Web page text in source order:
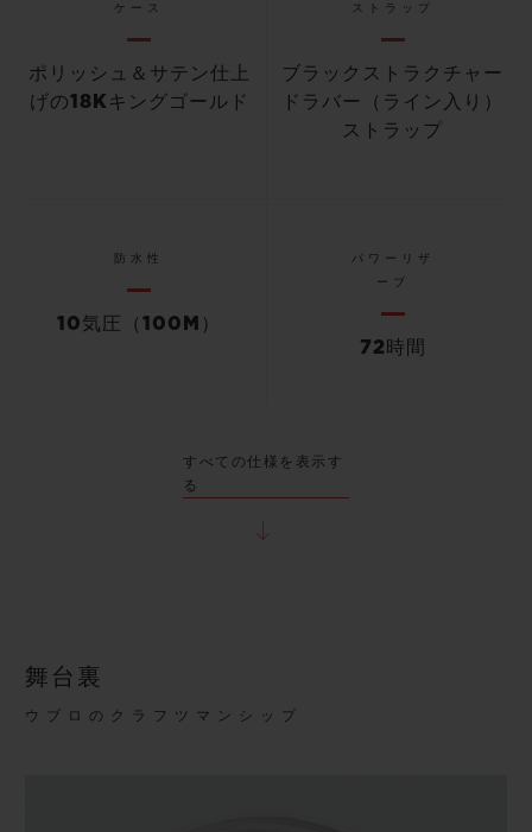
ケース
ポリッシュ＆サテン仕上
げの18Kキングゴールド
ストラップ
ブラックストラクチャー
ドラバー（ライン入り）
ストラップ
防水性
10気圧（100M）
パワーリザ
ーブ
72時間
すべての仕様を表示す
る
舞台裏
ウブロのクラフツマンシップ